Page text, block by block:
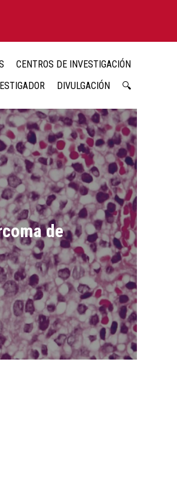
CENTROS DE INVESTIGACIÓN
DIVULGACIÓN 🔍
de